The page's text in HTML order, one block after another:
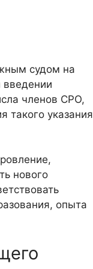
судом на
членов СРО,
такого указания
нового
опыта